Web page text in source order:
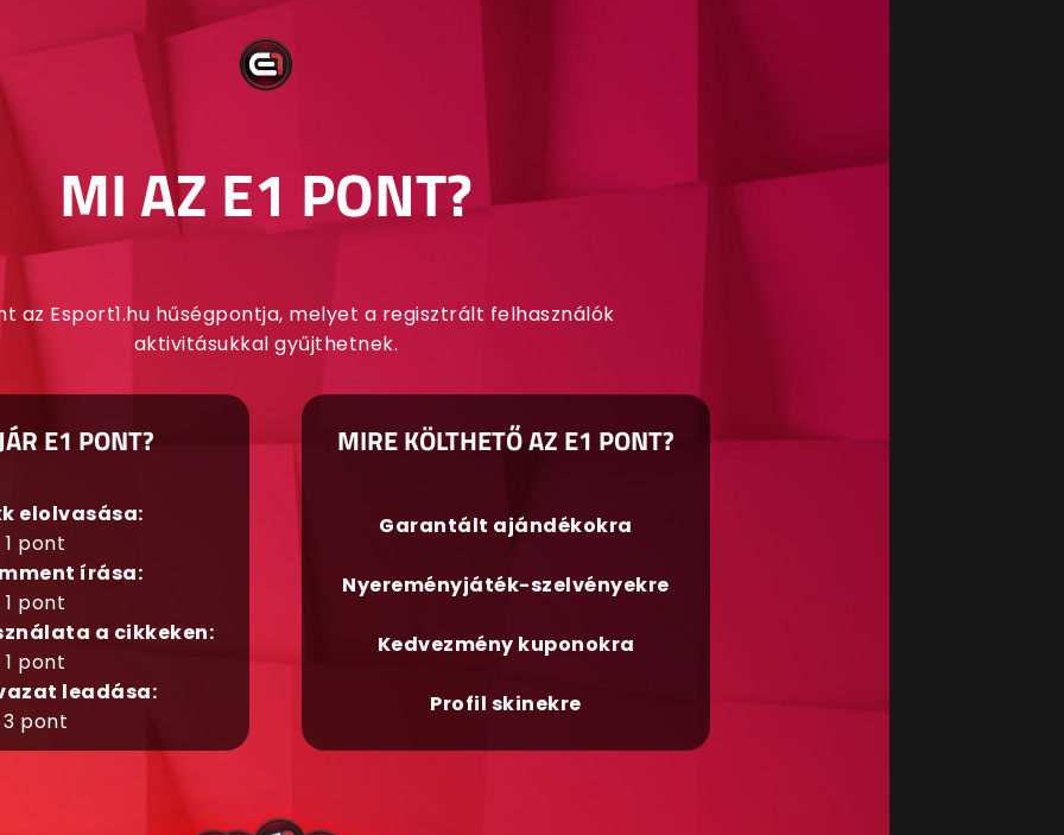
MI AZ E1 PONT?
az Esport1.hu hűségpontja, melyet a regisztrált felhasználók
aktivitásukkal gyűjthetnek.
E1 PONT?
elolvasása:
1 pont
írása:
1 pont
a cikkeken:
1 pont
leadása:
3 pont
MIRE KÖLTHETŐ AZ E1 PONT?
Garantált ajándékokra
Nyereményjáték-szelvényekre
Kedvezmény kuponokra
Profil skinekre